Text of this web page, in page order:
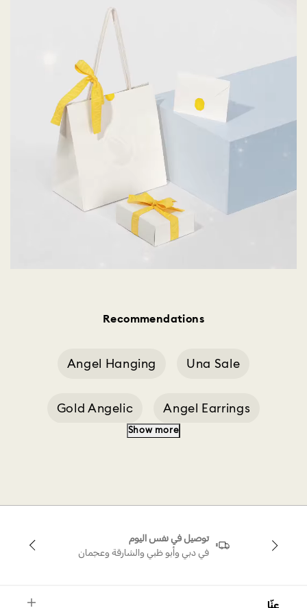
Recommendations
Una Sale
Angel Hanging
Angel Earrings
Gold Angelic
Magic Bracelet Angel Blue Rhodium Plated
Show more
توصيل في نفس اليوم
في دبي وأبو ظبي والشارقة وعجمان
عنّا